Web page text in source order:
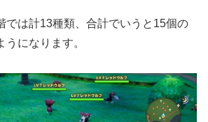
では計13種類、合計でいうと15個の
になります。